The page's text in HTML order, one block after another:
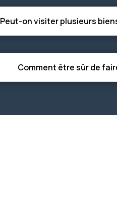
Peut-on visiter plusieurs
Comment être sûr de